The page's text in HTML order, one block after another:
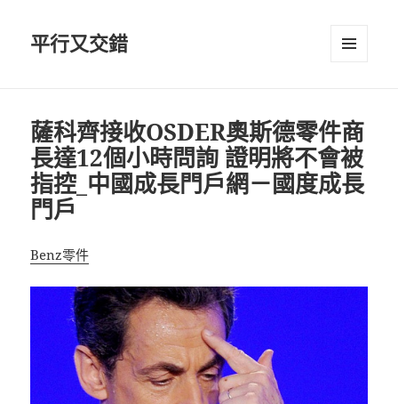
平行又交錯
薩科齊接收OSDER奧斯德零件商
長達12個小時問詢 證明將不會被
指控_中國成長門戶網－國度成長
門戶
Benz零件